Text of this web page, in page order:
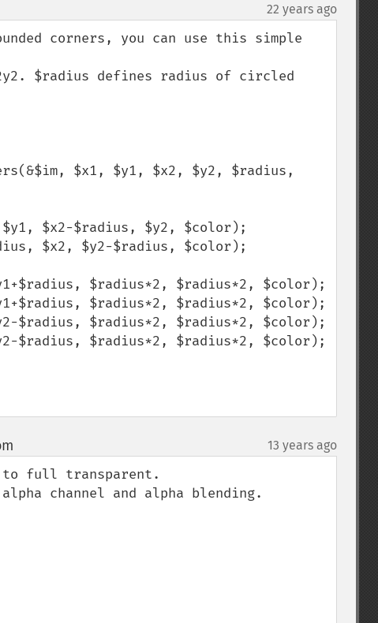
22 years ago
corners, you can use this simple
$radius defines radius of circled
$x1, $y1, $x2, $y2, $radius,
$x2-$radius, $y2, $color);
$x2, $y2-$radius, $color);
$radius*2, $radius*2, $color);
$radius*2, $radius*2, $color);
$radius, $radius*2, $radius*2, $color);
$radius, $radius*2, $radius*2, $color);
13 years ago
to full transparent.
channel and alpha blending.